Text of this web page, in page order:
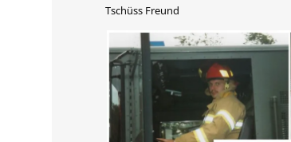
Tschüss Freund